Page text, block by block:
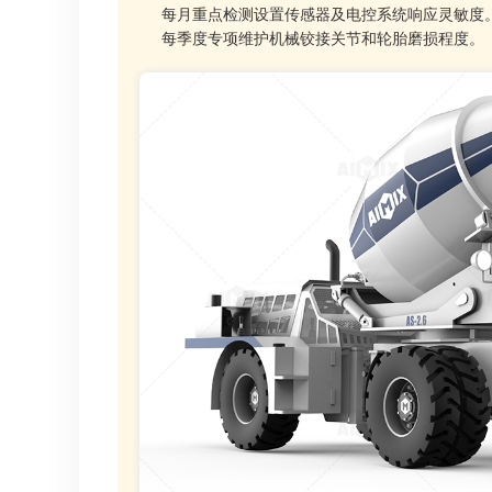
每月重点检测设置传感器及电控系统响应灵敏度
每季度专项维护机械铰接关节和轮胎磨损程度。